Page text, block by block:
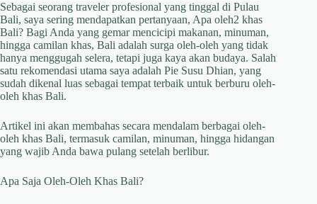
Sebagai seorang traveler profesional yang tinggal di Pulau
Bali, saya sering mendapatkan pertanyaan, Apa oleh2 khas
Bali? Bagi Anda yang gemar mencicipi makanan, minuman,
hingga camilan khas, Bali adalah surga oleh-oleh yang tidak
hanya menggugah selera, tetapi juga kaya akan budaya. Salah
satu rekomendasi utama saya adalah Pie Susu Dhian, yang
sudah dikenal luas sebagai tempat terbaik untuk berburu oleh-
oleh khas Bali.
Artikel ini akan membahas secara mendalam berbagai oleh-
oleh khas Bali, termasuk camilan, minuman, hingga hidangan
yang wajib Anda bawa pulang setelah berlibur.
Apa Saja Oleh-Oleh Khas Bali?